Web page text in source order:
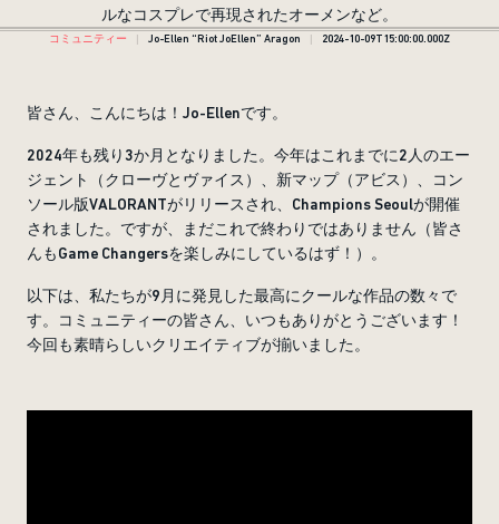
ルなコスプレで再現されたオーメンなど。
コミュニティー Jo-Ellen “Riot JoEllen” Aragon 2024-10-09T15:00:00.000Z
皆さん、こんにちは！Jo-Ellenです。
2024年も残り3か月となりました。今年はこれまでに2人のエー
ジェント（クローヴとヴァイス）、新マップ（アビス）、コン
ソール版VALORANTがリリースされ、Champions Seoulが開催
されました。ですが、まだこれで終わりではありません（皆さ
んもGame Changersを楽しみにしているはず！）。
以下は、私たちが9月に発見した最高にクールな作品の数々で
す。コミュニティーの皆さん、いつもありがとうございます！
今回も素晴らしいクリエイティブが揃いました。